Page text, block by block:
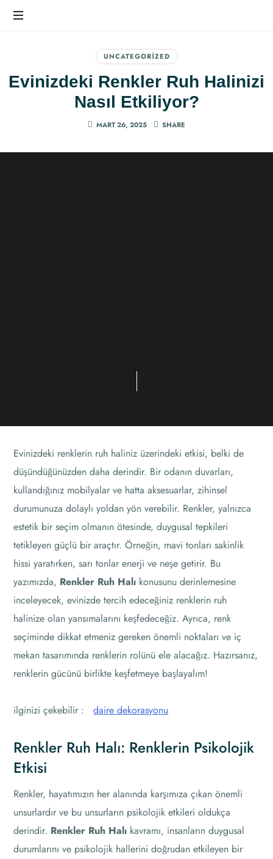
Hissedin
UNCATEGORIZED
Evinizdeki Renkler Ruh Halinizi
Nasıl Etkiliyor?
MART 26, 2025 SHARE
Evinizdeki renklerin ruh haliniz üzerindeki etkisi, belki de
düşündüğünüzden daha derindir. Bir odanın duvarları,
kullandığınız mobilyalar ve hatta aksesuarlar, zihinsel
durumunuza dolaylı yoldan yön verebilir. Renkler, yalnızca
estetik bir seçim olmanın ötesinde, duygusal tepkileri
tetikleyen güçlü bir araçtır. Örneğin, mavi tonları sakinlik
hissi yaratırken, sarı tonlar enerji ve neşe getirir. Bu
yazımızda, Renkler Ruh Halı konusunu derinlemesine
inceleyecek, evinizde tercih edeceğiniz renklerin ruh
halinize olan yansımalarını keşfedeceğiz. Ayrıca, renk
seçiminde dikkat etmeniz gereken önemli noktaları ve iç
mekan tasarımında renklerin rolünü ele alacağız. Hazırsanız,
renklerin gücünü birlikte keşfetmeye başlayalım!
ilginizi çekebilir :daire dekorasyonu
Renkler Ruh Halı: Renklerin Psikolojik
Etkisi
Renkler, hayatımızın her alanında karşımıza çıkan önemli
unsurlardır ve bu unsurların psikolojik etkileri oldukça
derindir. Renkler Ruh Halı kavramı, insanların duygusal
durumlarını ve psikolojik hallerini doğrudan etkileyen bir